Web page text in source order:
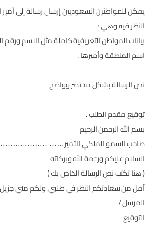
يمكن للمواطنين السعوديين إرسال رسالة إلى
النظر فيه وهي :
بيانات المواطن التعريفية كاملة مثل الاسم
اسم المنطقة وأميرها .
نص الرسالة بشكل مختصر وواضح
توقيع مقدم الطلب .
بسم الله الرحمن الرحيم
صاحب السمو الملكي
السلام عليكم ورحمة الله وبركاته
( هنا تكتب نص الرسالة الخاص بك )
آمل من سعادتكم النظر في طلبي، ولكم مني جزيل
المرسل /
التوقيع